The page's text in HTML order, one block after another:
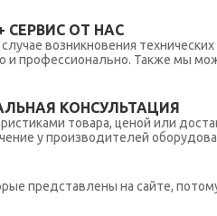
СЕРВИС ОТ НАС
возникновения
профессионально. Также мы
КОНСУЛЬТАЦИЯ
товара, ценой или
у производителей
представлены на сайте,